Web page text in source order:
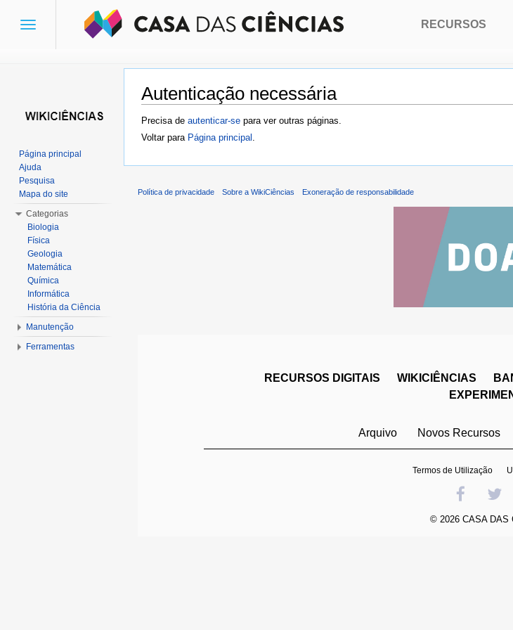
Autenticação necessária
Ir para:navegação,pesquisa
Precisa de autenticar-se para ver outras páginas.
Voltar para Página principal
Toggle
RECURSOS
Página principal
Ajuda
Pesquisa
Mapa do site
Categorias
Biologia
Física
Geologia
Matemática
Química
Informática
História da Ciência
Manutenção
Ferramentas
Política de privacidade Sobre a WikiCiências Exoneração de responsabilidade
RECURSOS DIGITAIS WIKICIÊNCIAS
Arquivo Novos Recursos
Termos de Utilização
© 2026 CASA DAS